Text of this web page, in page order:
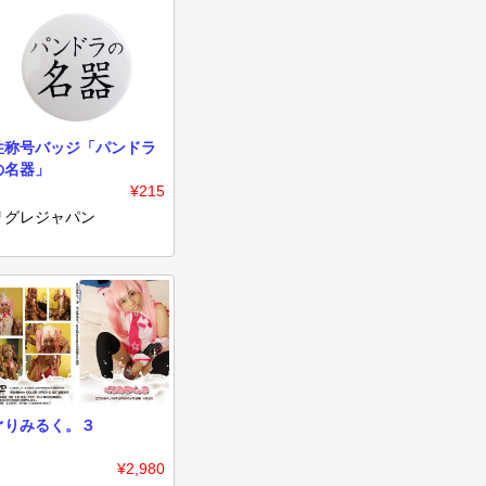
称号バッジ「パンドラ
器」
¥215
グレジャパン
りみるく。３
¥2,980